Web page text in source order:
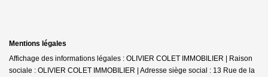
Mentions légales
Affichage des informations légales : OLIVIER COLET IMMOBILIER | Raison
sociale : OLIVIER COLET IMMOBILIER | Adresse siège social : 13 Rue de la